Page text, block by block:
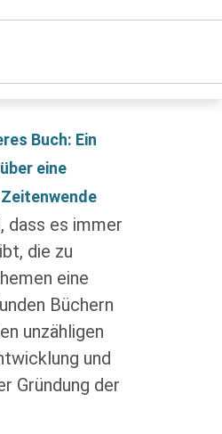
Buch: Ein
eine
dass es immer
die zu
eine
Büchern
unzähligen
und
Gründung der